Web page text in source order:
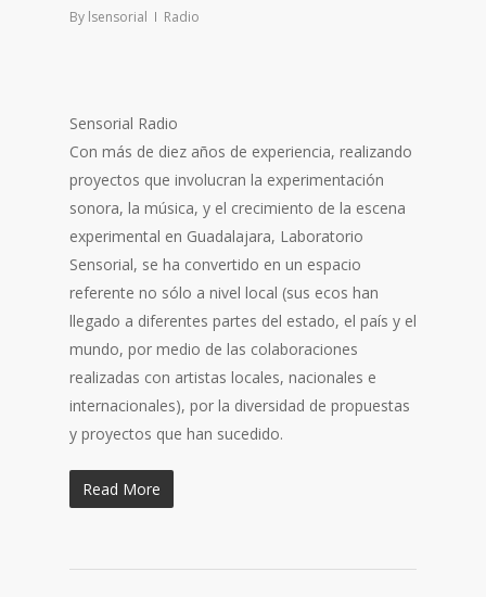
By lsensorial Radio
Sensorial Radio
Con más de diez años de experiencia, realizando
proyectos que involucran la experimentación
sonora, la música, y el crecimiento de la escena
experimental en Guadalajara, Laboratorio
Sensorial, se ha convertido en un espacio
referente no sólo a nivel local (sus ecos han
llegado a diferentes partes del estado, el país y el
mundo, por medio de las colaboraciones
realizadas con artistas locales, nacionales e
internacionales), por la diversidad de propuestas
y proyectos que han sucedido.
Read More